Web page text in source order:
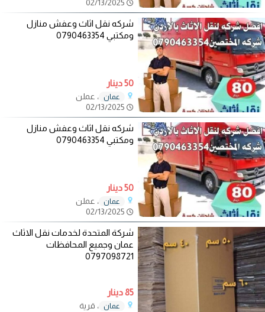
شركه نقل اثاث وعفش منازل
ومكتبي 0790463354
50 دينار
عمان ، عملن
شركه نقل اثاث وعفش منازل
ومكتبي 0790463354
50 دينار
عمان ، عملن
شركة المتحدة لخدمات نقل الاثاث
عمان وجميع المحافظات
0797098721
85 دينار
عمان ، قرية